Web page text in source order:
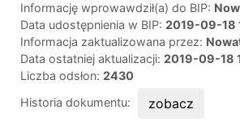
Informację wprowawdził(a) do BIP:
Data udostępnienia w BIP: 2019-09-18
Informacja zaktualizowana przez:
Data ostatniej aktualizacji: 2019-09-18
Liczba odsłon: 2430
Historia dokumentu:
zobacz